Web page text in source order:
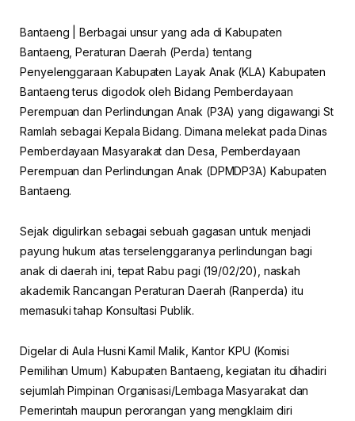
Bantaeng | Berbagai unsur yang ada di Kabupaten
Bantaeng, Peraturan Daerah (Perda) tentang
Penyelenggaraan Kabupaten Layak Anak (KLA) Kabupaten
Bantaeng terus digodok oleh Bidang Pemberdayaan
Perempuan dan Perlindungan Anak (P3A) yang digawangi St
Ramlah sebagai Kepala Bidang. Dimana melekat pada Dinas
Pemberdayaan Masyarakat dan Desa, Pemberdayaan
Perempuan dan Perlindungan Anak (DPMDP3A) Kabupaten
Bantaeng.
Sejak digulirkan sebagai sebuah gagasan untuk menjadi
payung hukum atas terselenggaranya perlindungan bagi
anak di daerah ini, tepat Rabu pagi (19/02/20), naskah
akademik Rancangan Peraturan Daerah (Ranperda) itu
memasuki tahap Konsultasi Publik.
Digelar di Aula Husni Kamil Malik, Kantor KPU (Komisi
Pemilihan Umum) Kabupaten Bantaeng, kegiatan itu dihadiri
sejumlah Pimpinan Organisasi/Lembaga Masyarakat dan
Pemerintah maupun perorangan yang mengklaim diri